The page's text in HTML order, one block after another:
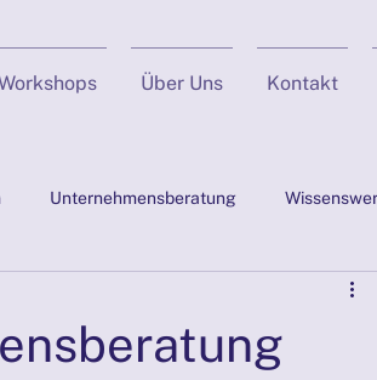
Über Uns Kontakt
Unternehmensberatung